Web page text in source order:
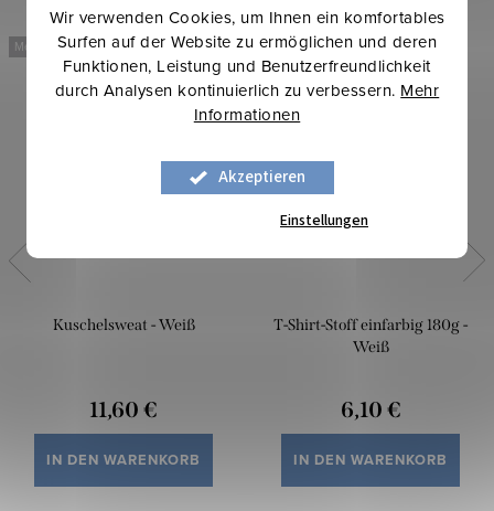
Wir verwenden Cookies, um Ihnen ein komfortables
Surfen auf der Website zu ermöglichen und deren
Funktionen, Leistung und Benutzerfreundlichkeit
durch Analysen kontinuierlich zu verbessern. Mehr
Informationen
Akzeptieren
Einstellungen
Mehr für weniger
Kuschelsweat - Weiß
11,60 €
IN DEN WARENKORB
Mehr für weniger
T-Shirt-Stoff einfarbig 180g -
Weiß
6,10 €
IN DEN WARENKORB